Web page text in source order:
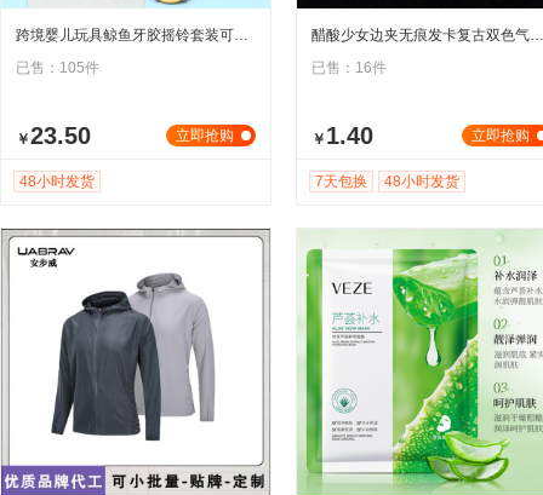
跨境婴儿玩具鲸鱼牙胶摇铃套装可水煮软胶磨牙手摇铃铛收纳礼盒
已售：105件
立即抢购
￥23.50
48小时发货
醋酸少女边夹无痕发卡复古双色气质侧边刘海鸭嘴夹发夹无痕轻便
已售：16件
立即抢购
￥ 1.40
7天包换 48小时发货